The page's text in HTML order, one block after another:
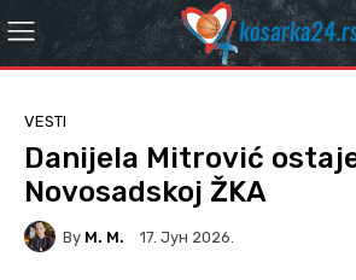
VESTI
Danijela Mitrović
Novosadskoj ŽKA
By M. M. 17. Јун 2026.